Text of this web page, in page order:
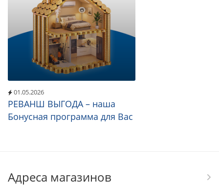
01.05.2026
РЕВАНШ ВЫГОДА – наша
Бонусная программа для Вас
Адреса магазинов